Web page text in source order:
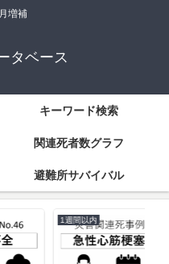
増補
タベース
キーワード検索
関連死者数グラフ
避難所サバイバル
週間以内